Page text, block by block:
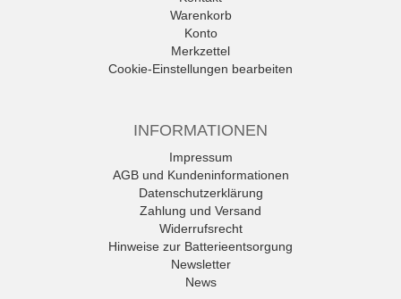
Warenkorb
Konto
Merkzettel
Cookie-Einstellungen bearbeiten
INFORMATIONEN
Impressum
AGB und Kundeninformationen
Datenschutzerklärung
Zahlung und Versand
Widerrufsrecht
Hinweise zur Batterieentsorgung
Newsletter
News